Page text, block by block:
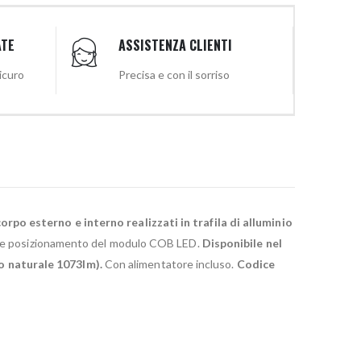
ASSISTENZA CLIENTI
Precisa e con il sorriso
esterno e interno realizzati in trafila di alluminio
posizionamento del modulo COB LED. Disponibile nel
naturale 1073lm).Con alimentatore incluso. Codice